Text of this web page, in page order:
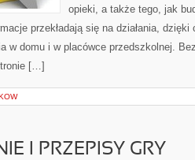
opieki, a także tego, jak
przekładają się na działania, dzięki
w domu i w placówce przedszkolnej.
[…]
I PRZEPISY GRY